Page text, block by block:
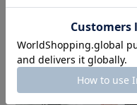
￥13,09030%OFF